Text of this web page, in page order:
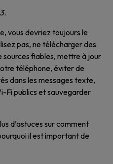
vous devriez toujours le
pas, ne télécharger des
fiables, mettre à jour
téléphone, éviter de
dans les messages texte,
Fi publics et sauvegarder
d’astuces sur comment
il est important de